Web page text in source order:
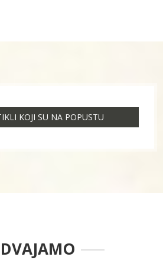
KOJI SU NA POPUSTU